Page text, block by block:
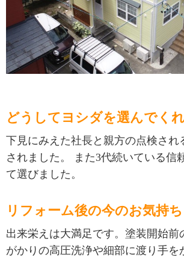
どうしてヨシダを選んでく
下見にみえた社長と親方の点検され
されました。 また3代続いている信
て選びました。
リフォーム後の今のお気持
出来栄えは大満足です。塗装開始前
がかりの高圧洗浄や細部に渡り手を